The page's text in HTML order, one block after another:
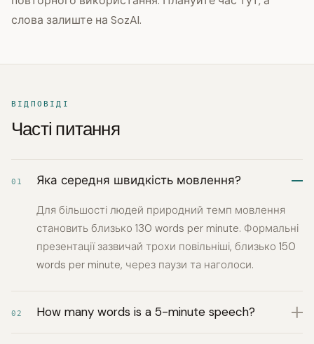
слова залиште на SozAI.
ВІДПОВІДІ
Часті питання
01 Яка середня швидкість мовлення?
Для більшості людей природний темп мовлення
становить близько 130 words per minute. Формальні
презентації зазвичай трохи повільніші, близько 150
words per minute, через паузи та наголоси.
02 How many words is a 5-minute speech?